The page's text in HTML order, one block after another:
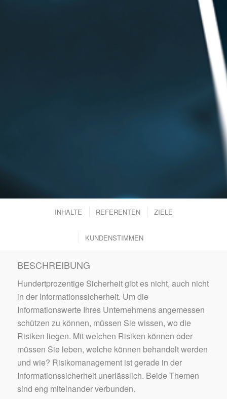
INHALTE REFERENTEN ZIELE
KUNDENSTIMMEN
BESCHREIBUNG
Hundertprozentige Sicherheit gibt es nicht, auch nicht
in der Informationssicherheit. Um die
Informationswerte Ihres Unternehmens angemessen
schützen zu können, müssen Sie wissen, wo die
Risiken liegen. Mit welchen Risiken können oder
müssen Sie leben, welche können behandelt werden
und wie? Risikomanagement ist gerade in der
Informationssicherheit unerlässlich. Beide Themen
sind eng miteinander verbunden.